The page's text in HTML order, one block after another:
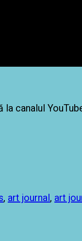
canalul
, art journal, art